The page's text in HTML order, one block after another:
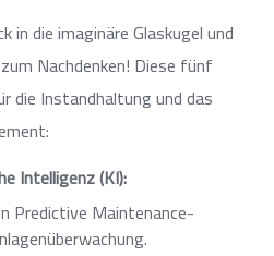
in die imaginäre Glaskugel und
Nachdenken! Diese fünf
die Instandhaltung und das
Intelligenz (KI):
Predictive Maintenance-